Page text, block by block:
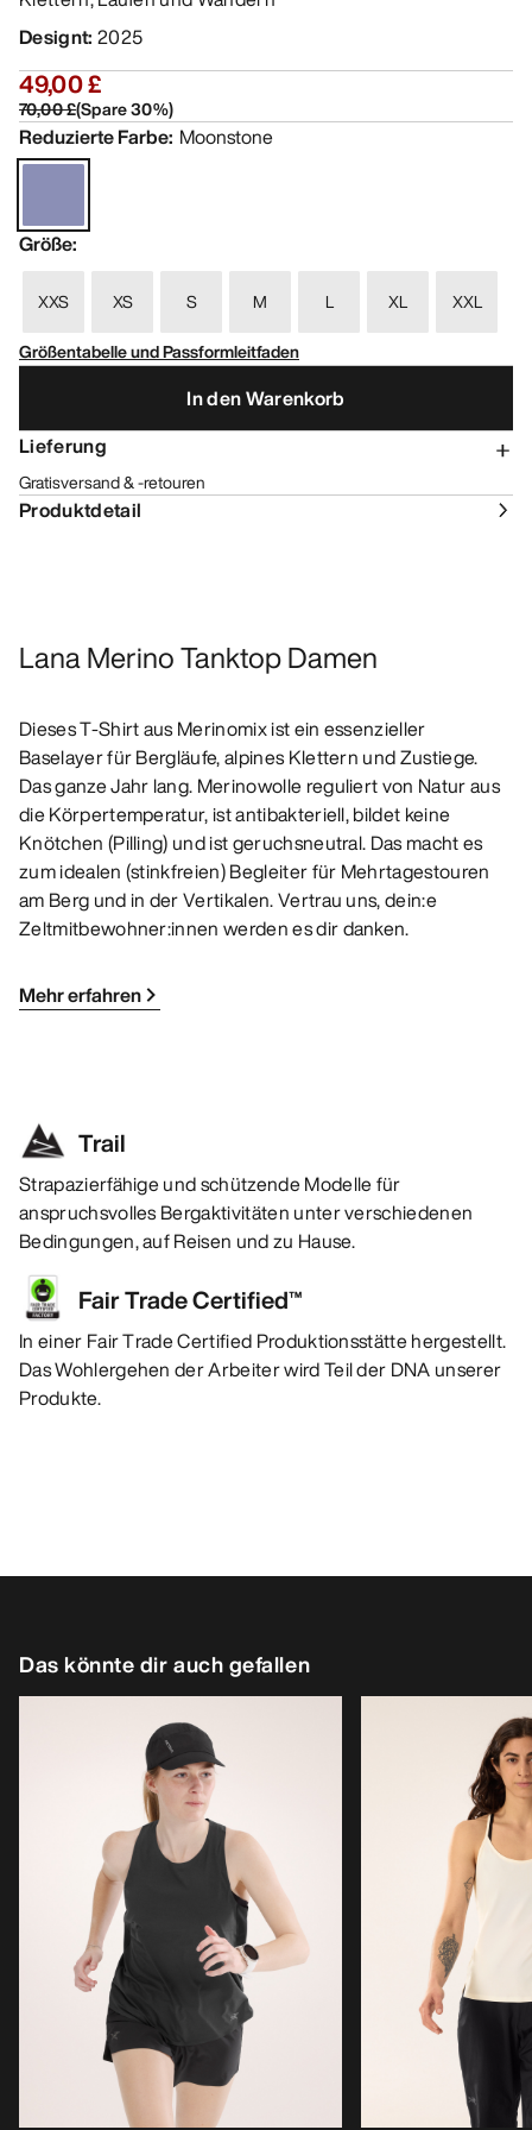
Designt: 2025
49,00 £
70,00 £(Spare30%)
Reduzierte Farbe: Moonstone
Größe:
XXS XS S M L XL
XXL
Größentabelle und Passformleitfaden
In den Warenkorb
Lieferung
Gratisversand & -retouren
Produktdetail
Lana Merino Tanktop Damen
Dieses T-Shirt aus Merinomix ist ein essenzieller
Baselayer für Bergläufe, alpines Klettern und Zustiege.
Das ganze Jahr lang. Merinowolle reguliert von Natur aus
die Körpertemperatur, ist antibakteriell, bildet keine
Knötchen (Pilling) und ist geruchsneutral. Das macht es
zum idealen (stinkfreien) Begleiter für Mehrtagestouren
am Berg und in der Vertikalen. Vertrau uns, dein:e
Zeltmitbewohner:innen werden es dir danken.
Mehr erfahren
Trail
Strapazierfähige und schützende Modelle für
anspruchsvolles Bergaktivitäten unter verschiedenen
Bedingungen, auf Reisen und zu Hause.
Fair Trade Certified™
In einer Fair Trade Certified Produktionsstätte hergestellt.
Das Wohlergehen der Arbeiter wird Teil der DNA unserer
Produkte.
Das könnte dir auch gefallen